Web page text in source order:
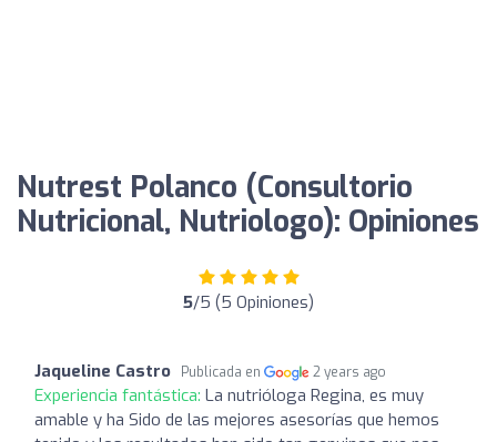
Nutrest Polanco (Consultorio
Nutricional, Nutriologo): Opiniones
5/5 (5 Opiniones)
Jaqueline Castro Publicada en 2 years ago
Experiencia fantástica: La nutrióloga Regina, es muy
amable y ha Sido de las mejores asesorías que hemos